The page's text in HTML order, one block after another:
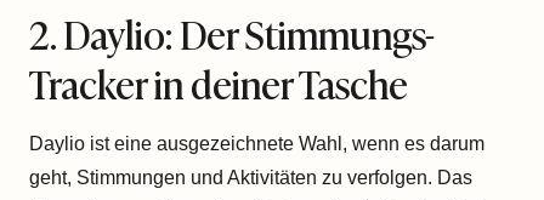
2. Daylio: Der Stimmungs-
Tracker in deiner Tasche
Daylio ist eine ausgezeichnete Wahl, wenn es darum
geht, Stimmungen und Aktivitäten zu verfolgen. Das